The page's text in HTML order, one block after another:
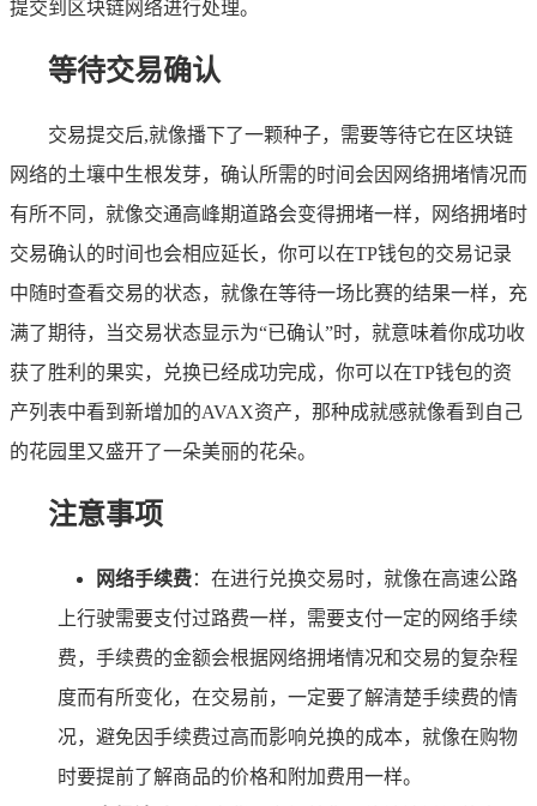
提交到区块链网络进行处理。
等待交易确认
交易提交后,就像播下了一颗种子，需要等待它在区块链
网络的土壤中生根发芽，确认所需的时间会因网络拥堵情况而
有所不同，就像交通高峰期道路会变得拥堵一样，网络拥堵时
交易确认的时间也会相应延长，你可以在TP钱包的交易记录
中随时查看交易的状态，就像在等待一场比赛的结果一样，充
满了期待，当交易状态显示为“已确认”时，就意味着你成功收
获了胜利的果实，兑换已经成功完成，你可以在TP钱包的资
产列表中看到新增加的AVAX资产，那种成就感就像看到自己
的花园里又盛开了一朵美丽的花朵。
注意事项
网络手续费：在进行兑换交易时，就像在高速公路
上行驶需要支付过路费一样，需要支付一定的网络手续
费，手续费的金额会根据网络拥堵情况和交易的复杂程
度而有所变化，在交易前，一定要了解清楚手续费的情
况，避免因手续费过高而影响兑换的成本，就像在购物
时要提前了解商品的价格和附加费用一样。